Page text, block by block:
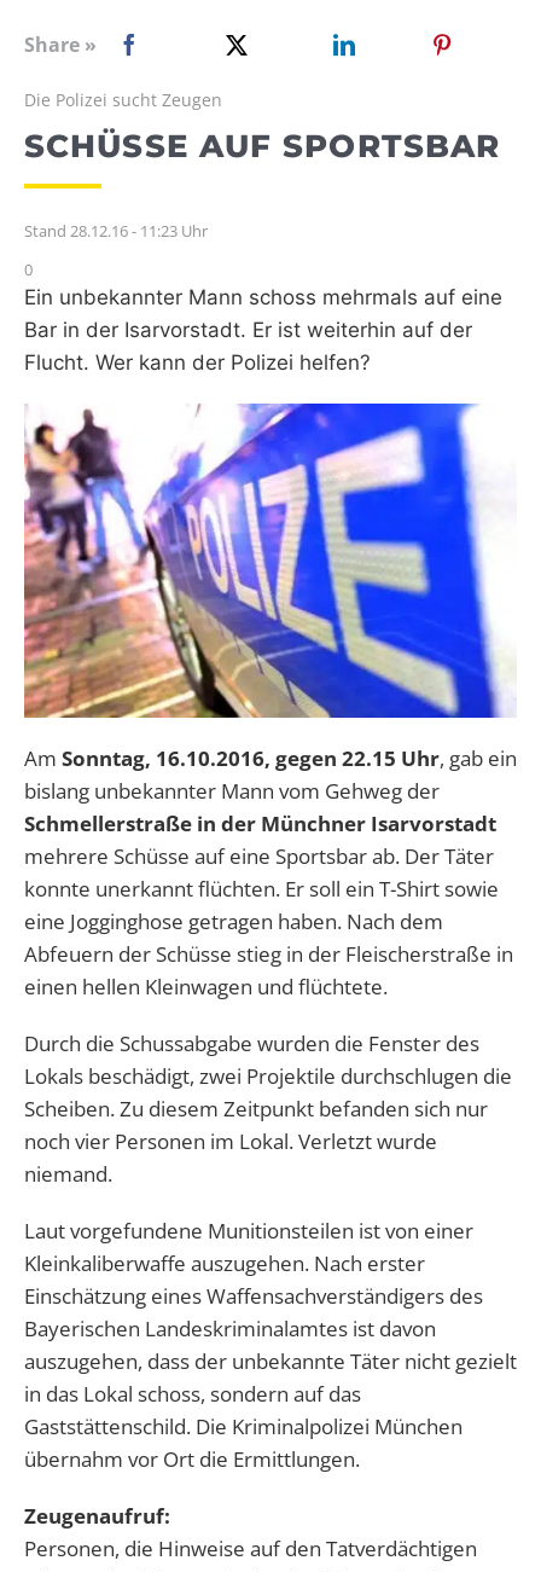
WEBRADIO
Share »
Die Polizei sucht Zeugen
SCHÜSSE AUF SPORTSBAR
Stand 28.12.16 - 11:23 Uhr
0
Ein unbekannter Mann schoss mehrmals auf eine
Bar in der Isarvorstadt. Er ist weiterhin auf der
Flucht. Wer kann der Polizei helfen?
Am Sonntag, 16.10.2016, gegen 22.15 Uhr, gab ein
bislang unbekannter Mann vom Gehweg der
Schmellerstraße in der Münchner Isarvorstadt
mehrere Schüsse auf eine Sportsbar ab. Der Täter
konnte unerkannt flüchten. Er soll ein T-Shirt sowie
eine Jogginghose getragen haben. Nach dem
Abfeuern der Schüsse stieg in der Fleischerstraße in
einen hellen Kleinwagen und flüchtete.
Durch die Schussabgabe wurden die Fenster des
Lokals beschädigt, zwei Projektile durchschlugen die
Scheiben. Zu diesem Zeitpunkt befanden sich nur
noch vier Personen im Lokal. Verletzt wurde
niemand.
Laut vorgefundene Munitionsteilen ist von einer
Kleinkaliberwaffe auszugehen. Nach erster
Einschätzung eines Waffensachverständigers des
Bayerischen Landeskriminalamtes ist davon
auszugehen, dass der unbekannte Täter nicht gezielt
in das Lokal schoss, sondern auf das
Gaststättenschild. Die Kriminalpolizei München
übernahm vor Ort die Ermittlungen.
Zeugenaufruf:
Personen, die Hinweise auf den Tatverdächtigen